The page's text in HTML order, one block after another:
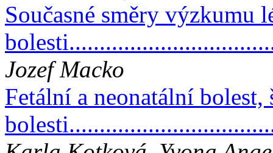
Současné směry výzkumu
Jozef Macko
Fetální a neonatální bolest,